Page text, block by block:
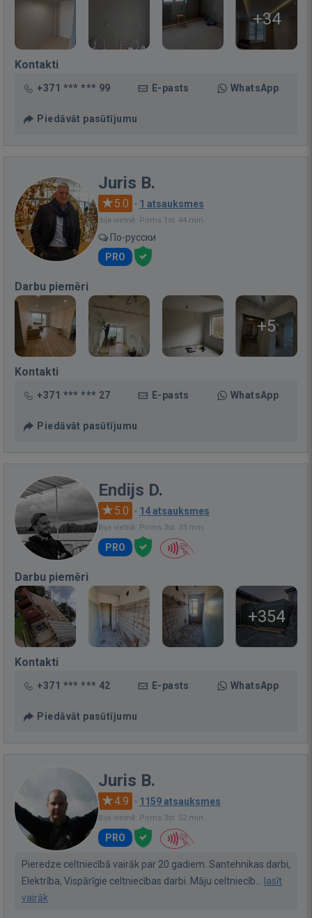
+34
Kontakti
+371 *** *** 99 E-pasts WhatsApp
Piedāvāt pasūtījumu
Juris B.
5.0 · 1 atsauksmes
Bija vietnē: Pirms 1st. 44 min.
По-русски
PRO
Darbu piemēri
+5
Kontakti
+371 *** *** 27 E-pasts WhatsApp
Piedāvāt pasūtījumu
Endijs D.
5.0 · 14 atsauksmes
Bija vietnē: Pirms 3st. 33 min.
PRO
Darbu piemēri
+354
Kontakti
+371 *** *** 42 E-pasts WhatsApp
Piedāvāt pasūtījumu
Juris B.
4.9 · 1159 atsauksmes
Bija vietnē: Pirms 3st. 52 min.
PRO
Pieredze celtniecībā vairāk par 20 gadiem. Santehnikas darbi,
Elektrība, Vispārīgie celtniecības darbi. Māju celtniecīb... lasīt
vairāk